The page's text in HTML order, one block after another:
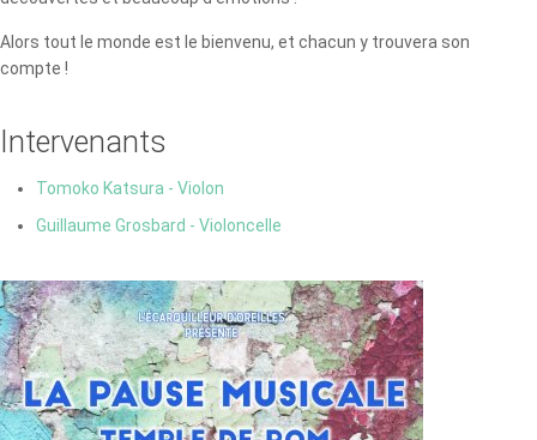
Alors tout le monde est le bienvenu, et chacun y trouvera son
compte !
Intervenants
Tomoko Katsura - Violon
Guillaume Grosbard - Violoncelle